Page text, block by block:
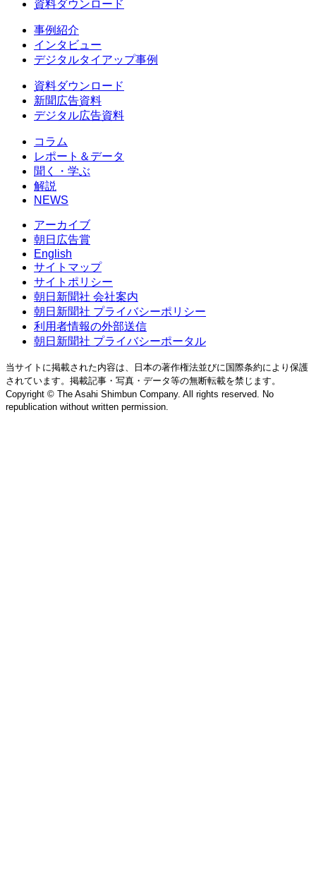
資料ダウンロード
事例紹介
インタビュー
デジタルタイアップ事例
資料ダウンロード
新聞広告資料
デジタル広告資料
コラム
レポート＆データ
聞く・学ぶ
解説
NEWS
アーカイブ
朝日広告賞
English
サイトマップ
サイトポリシー
朝日新聞社 会社案内
朝日新聞社 プライバシーポリシー
利用者情報の外部送信
朝日新聞社 プライバシーポータル
当サイトに掲載された内容は、日本の著作権法並びに国際条約により保護
されています。掲載記事・写真・データ等の無断転載を禁じます。
Copyright © The Asahi Shimbun Company. All rights reserved. No
republication without written permission.